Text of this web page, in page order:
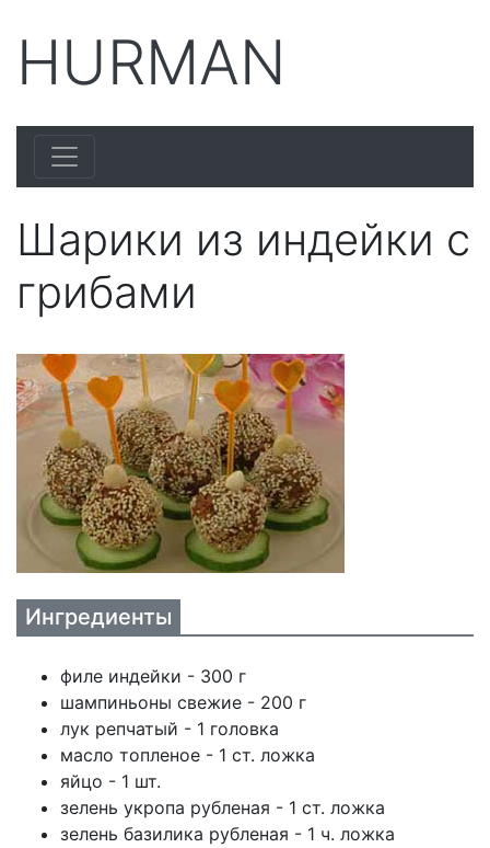
HURMAN
Шарики из индейки с
грибами
Ингредиенты
филе индейки - 300 г
шампиньоны свежие - 200 г
лук репчатый - 1 головка
масло топленое - 1 ст. ложка
яйцо - 1 шт.
зелень укропа рубленая - 1 ст. ложка
зелень базилика рубленая - 1 ч. ложка